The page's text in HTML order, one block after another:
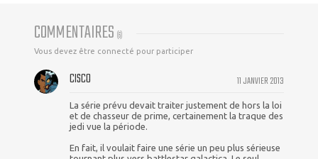
COMMENTAIRES (6)
Vous devez être connecté pour participer
11 JANVIER 2013
CISCO
La série prévu devait traiter justement de hors la loi
et de chasseur de prime, certainement la traque des
jedi vue la période.
En fait, il voulait faire une série un peu plus sérieuse